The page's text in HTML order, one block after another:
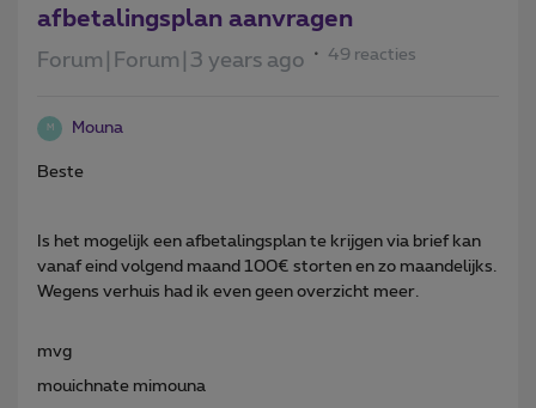
afbetalingsplan aanvragen
Forum|Forum|3 years ago 49 reacties
M Mouna
Beste
Is het mogelijk een afbetalingsplan te krijgen via brief kan
vanaf eind volgend maand 100€ storten en zo maandelijks.
Wegens verhuis had ik even geen overzicht meer.
mvg
mouichnate mimouna